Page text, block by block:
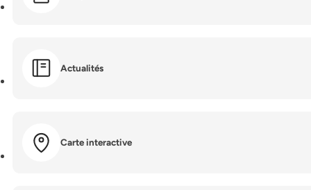
Actualités
Carte interactive